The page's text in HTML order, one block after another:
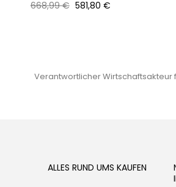
Normaler
668,99 € Preis
581,80 €
Verantwortlicher Wirtschaftsakteur
ALLES RUND UMS KAUFEN